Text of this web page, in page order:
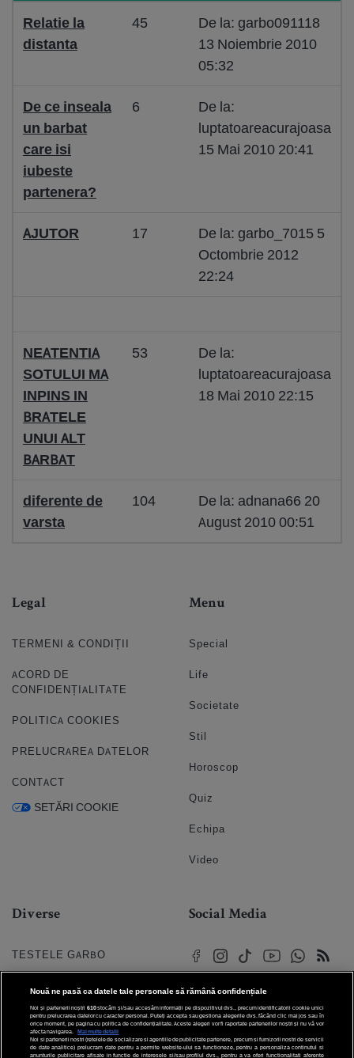
Relatie la
distanta
45
De la: garbo091118
13 Noiembrie 2010
05:32
De ce inseala
un barbat
care isi
iubeste
partenera?
6
De la:
luptatoareacurajoasa
15 Mai 2010 20:41
AJUTOR 17
De la: garbo_7015 5
Octombrie 2012
22:24
NEATENTIA
SOTULUI MA
INPINS IN
BRATELE
UNUI ALT
BARBAT
53
De la:
luptatoareacurajoasa
18 Mai 2010 22:15
diferente de
varsta
104
De la: adnana66 20
August 2010 00:51
Legal
TERMENI & CONDIȚII
ACORD DE
CONFIDENȚIALITATE
POLITICA COOKIES
PRELUCRAREA DATELOR
CONTACT
SETĂRI COOKIE
Menu
Special
Life
Societate
Stil
Horoscop
Quiz
Echipa
Video
Diverse
TESTELE GARBO
HOROSCOP
HOROSCOPUL IUBIRII
FORUMURI
Social Media
© 2026 Internet Corp SRL
Toate drepturile rezervate
Nouă ne pasă ca datele tale personale să rămână confidențiale
Noi și partenerii noștri 610stocăm și/sau accesăm informații pe dispozitivul dvs., precum identificatorii cookie unici
pentru prelucrarea datelor cu caracter personal. Puteți accepta sau gestiona alegerile dvs. făcând clic mai jos sau în
orice moment, pe pagina cu politica de confidențialitate. Aceste alegeri vor fi raportate partenerilor noștri și nu vă vor
afecta navigarea.
Mai multe detalii
Noi si partenerii nostri (retelele de socializare si agentiile de publicitate partenere, precum si furnizorii nostri de servicii
de date analitice) prelucram date pentru a permite website-ului sa functioneze, pentru a personaliza continutul si
anunturile publicitare afisate in functie de interesele si/sau profilul dvs., pentru a va oferi functionalitati aferente